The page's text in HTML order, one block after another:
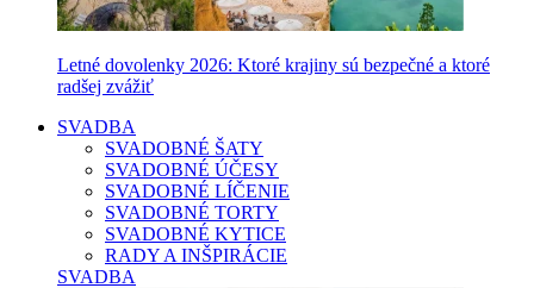
Letné dovolenky 2026: Ktoré krajiny sú bezpečné a ktoré
radšej zvážiť
SVADBA
SVADOBNÉ ŠATY
SVADOBNÉ ÚČESY
SVADOBNÉ LÍČENIE
SVADOBNÉ TORTY
SVADOBNÉ KYTICE
RADY A INŠPIRÁCIE
SVADBA